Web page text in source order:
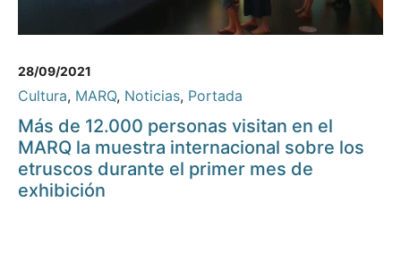
28/09/2021
Cultura, MARQ, Noticias, Portada
Más de 12.000 personas visitan en el
MARQ la muestra internacional sobre los
etruscos durante el primer mes de
exhibición